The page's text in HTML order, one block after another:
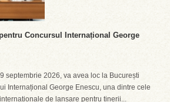
Concursul Internațional George
septembrie 2026, va avea loc la București
Internațional George Enescu, una dintre cele
de lansare pentru tinerii...